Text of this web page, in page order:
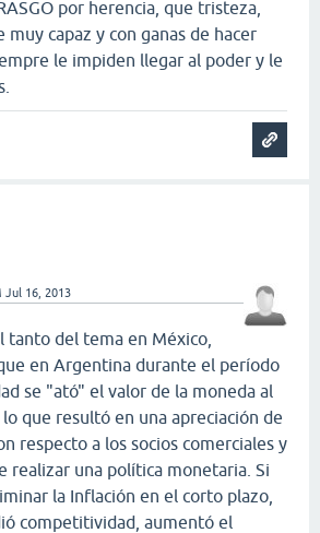
por herencia, que tristeza,
muy capaz y con ganas de hacer
le impiden llegar al poder y le
Jul 16, 2013
tanto del tema en México,
en Argentina durante el período
se "ató" el valor de la moneda al
que resultó en una apreciación de
respecto a los socios comerciales y
realizar una política monetaria. Si
la Inflación en el corto plazo,
competitividad, aumentó el